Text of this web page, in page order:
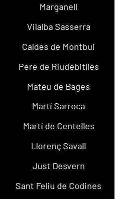
Marganell
Vilalba Sasserra
Caldes de Montbui
Pere de Riudebitlles
Mateu de Bages
Martí Sarroca
Martí de Centelles
Llorenç Savall
Just Desvern
Sant Feliu de Codines